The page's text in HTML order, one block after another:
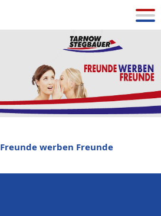
Freunde werben Freunde